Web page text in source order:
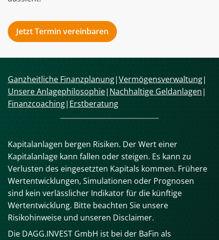
Jetzt Termin vereinbaren
Navigation
überspringen
Ganzheitliche Finanzplanung Vermögensverwaltung
Unsere Anlagephilosophie Nachhaltige Geldanlagen
Finanzcoaching Erstberatung
Kapitalanlagen bergen Risiken. Der Wert einer
Kapitalanlage kann fallen oder steigen. Es kann zu
Verlusten des eingesetzten Kapitals kommen. Frühere
Wertentwicklungen, Simulationen oder Prognosen
sind kein verlässlicher Indikator für die künftige
Wertentwicklung. Bitte beachten Sie unsere
Risikohinweise und unseren Disclaimer.
Die DAGG.INVEST GmbH ist bei der BaFin als